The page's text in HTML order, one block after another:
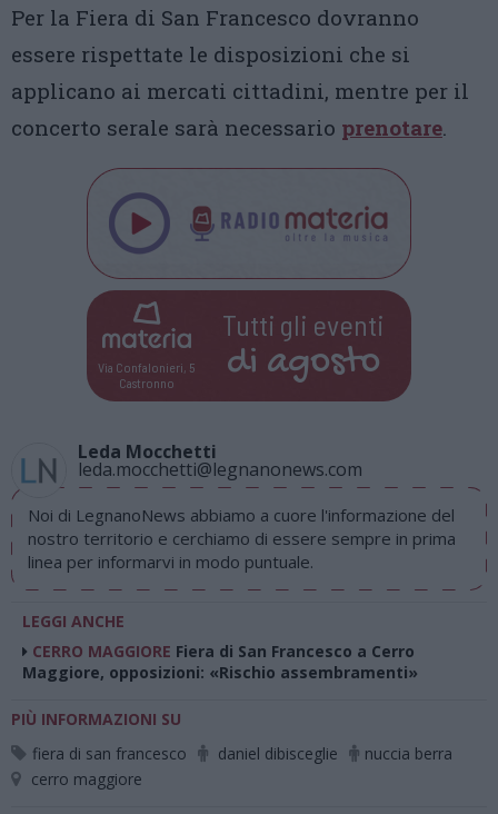
Per la Fiera di San Francesco dovranno
essere rispettate le disposizioni che si
applicano ai mercati cittadini, mentre per il
concerto serale sarà necessario prenotare.
Via Confalonieri, 5
Castronno
Tutti gli eventi
di agosto
Leda Mocchetti
leda.mocchetti@legnanonews.com
Noi di LegnanoNews abbiamo a cuore l'informazione del
nostro territorio e cerchiamo di essere sempre in prima
linea per informarvi in modo puntuale.
LEGGI ANCHE
CERRO MAGGIORE Fiera di San Francesco a Cerro
Maggiore, opposizioni: «Rischio assembramenti»
PIÙ INFORMAZIONI SU
fiera di san francesco
daniel dibisceglie
nuccia berra
cerro maggiore